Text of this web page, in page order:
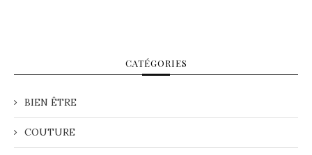
CATÉGORIES
BIEN ÊTRE
COUTURE